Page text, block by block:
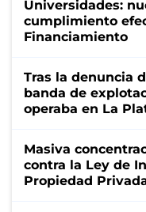
Universidades:
cumplimiento
Financiamiento
Tras la denuncia
banda de
operaba en La
Masiva
contra la Ley de
Propiedad